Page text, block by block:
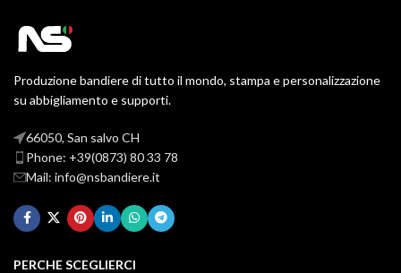
Produzione bandiere di tutto il mondo, stampa e personalizzazione
su abbigliamento e supporti.
66050, San salvo CH
Phone: +39(0873) 80 33 78
Mail: info@nsbandiere.it
PERCHE SCEGLIERCI